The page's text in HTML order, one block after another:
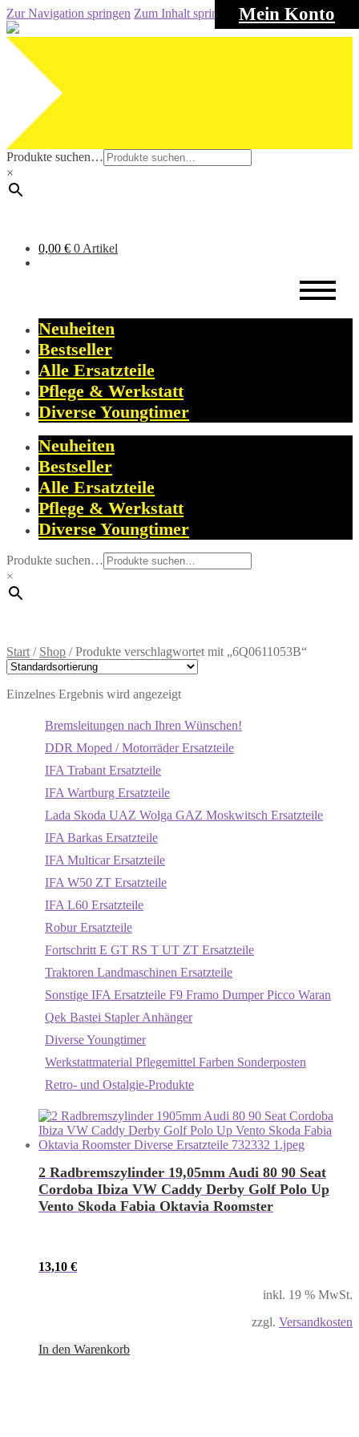
Mein Konto
Zur Navigation springen Zum Inhalt springen
Produkte suchen…
×
0,00 € 0 Artikel
Neuheiten
Bestseller
Alle Ersatzteile
Pflege & Werkstatt
Diverse Youngtimer
Neuheiten
Bestseller
Alle Ersatzteile
Pflege & Werkstatt
Diverse Youngtimer
Produkte suchen…
×
Start / Shop /Produkte verschlagwortet mit „6Q0611053B“
Einzelnes Ergebnis wird angezeigt
Bremsleitungen nach Ihren Wünschen!
DDR Moped / Motorräder Ersatzteile
IFA Trabant Ersatzteile
IFA Wartburg Ersatzteile
Lada Skoda UAZ Wolga GAZ Moskwitsch Ersatzteile
IFA Barkas Ersatzteile
IFA Multicar Ersatzteile
IFA W50 ZT Ersatzteile
IFA L60 Ersatzteile
Robur Ersatzteile
Fortschritt E GT RS T UT ZT Ersatzteile
Traktoren Landmaschinen Ersatzteile
Sonstige IFA Ersatzteile F9 Framo Dumper Picco Waran
Qek Bastei Stapler Anhänger
Diverse Youngtimer
Werkstattmaterial Pflegemittel Farben Sonderposten
Retro- und Ostalgie-Produkte
2 Radbremszylinder 19,05mm Audi 80 90 Seat
Cordoba Ibiza VW Caddy Derby Golf Polo Up
Vento Skoda Fabia Oktavia Roomster
13,10 €
inkl. 19 % MwSt.
zzgl. Versandkosten
In den Warenkorb